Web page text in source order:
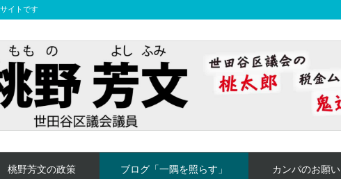
イトです
桃野芳文の政策 ブログ「一隅を照らす」 カンパのお願い